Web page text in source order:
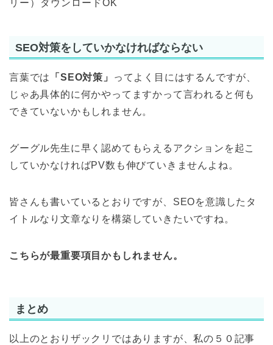
SEO対策をしていかなければならない
言葉では 「SEO対策」
ってよく目にはするんですが、
じゃあ具体的に何かやってますかって言われると何も
できていないかもしれません。
グーグル先生に早く認めてもらえるアクションを起こ
していかなければPV数も伸びていきませんよね。
皆さんも書いているとおりですが、SEOを意識したタ
イトルなり文章なりを構築していきたいですね。
こちらが最重要項目かもしれません。
まとめ
以上のとおりザックリではありますが、私の５０記事